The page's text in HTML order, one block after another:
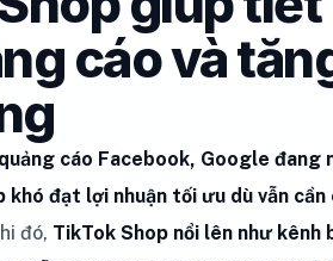
cáo và
cáo Facebook, Google đang
khó đạt lợi nhuận tối ưu dù vẫn
đó, TikTok Shop nổi lên như kênh